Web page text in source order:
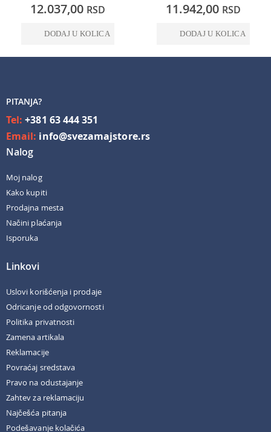
12.037,00 RSD
DODAJ U KOLICA
11.942,00 RSD
DODAJ U KOLICA
PITANJA?
Tel:+381 63 444 351
Email: info@svezamajstore.rs
Nalog
Moj nalog
Kako kupiti
Prodajna mesta
Načini plaćanja
Isporuka
Linkovi
Uslovi korišćenja i prodaje
Odricanje od odgovornosti
Politika privatnosti
Zamena artikala
Reklamacije
Povraćaj sredstava
Pravo na odustajanje
Zahtev za reklamaciju
Najčešća pitanja
Podešavanje kolačića